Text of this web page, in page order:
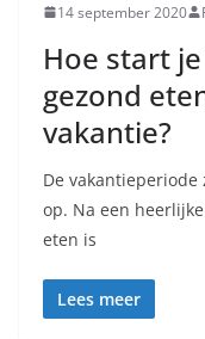
14 september 2020
Hoe start
gezond
vakantie?
De
op. Na een
eten is
Lees meer